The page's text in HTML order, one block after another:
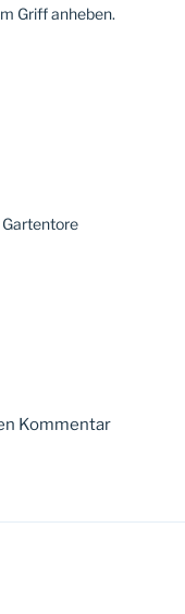
Griff anheben.
Kommentar